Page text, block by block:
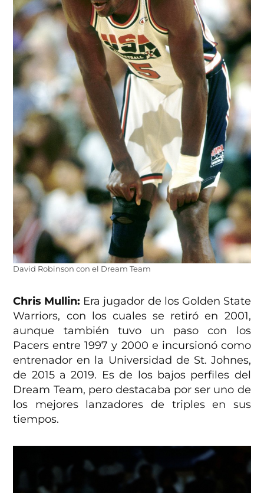
David Robinson con el Dream Team
Chris Mullin: Era jugador de los Golden State
Warriors, con los cuales se retiró en 2001,
aunque también tuvo un paso con los
Pacers entre 1997 y 2000 e incursionó como
entrenador en la Universidad de St. Johnes,
de 2015 a 2019. Es de los bajos perfiles del
Dream Team, pero destacaba por ser uno de
los mejores lanzadores de triples en sus
tiempos.